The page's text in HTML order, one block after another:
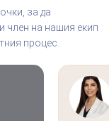
за да
член на нашия екип
процес.